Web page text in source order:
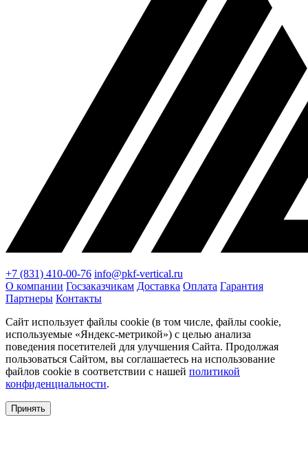
+7 (831) 410-00-76 info@pkf-vertical.ru
О компании Госзаказчикам Доставка Оплата Гарантия
Партнеры Контакты
Сайт использует файлы cookie (в том числе, файлы cookie,
используемые «Яндекс-метрикой») с целью анализа
поведения посетителей для улучшения Сайта. Продолжая
пользоваться Сайтом, вы соглашаетесь на использование
файлов cookie в соответствии с нашей политикой
конфиденциальности.
Принять